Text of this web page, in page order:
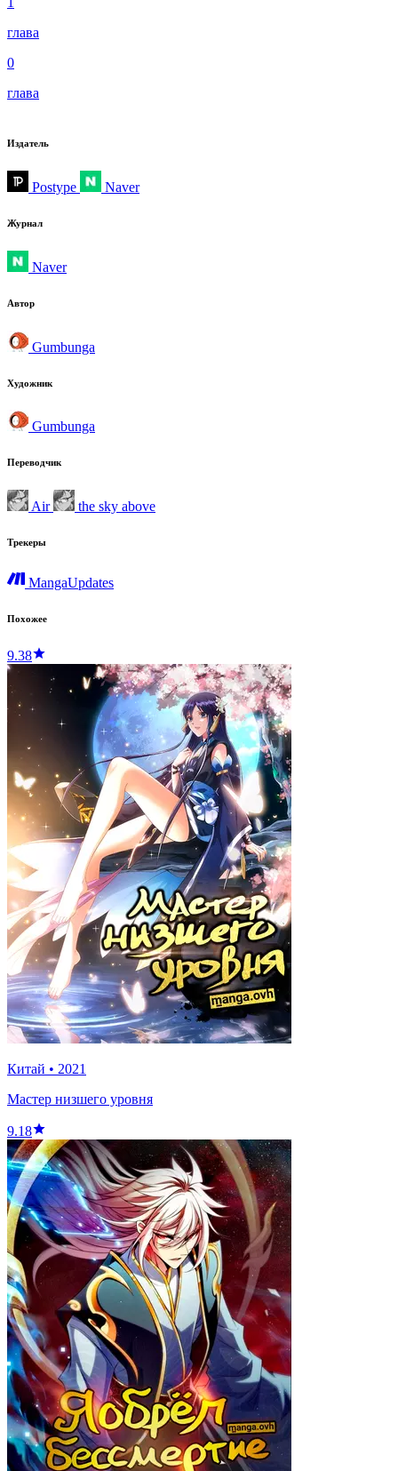
глава
0
глава
Издатель
Postype Naver
Журнал
Naver
Автор
Gumbunga
Художник
Gumbunga
Переводчик
Air the sky above
Трекеры
MangaUpdates
Похожее
9.38
Китай • 2021
Мастер низшего уровня
9.18